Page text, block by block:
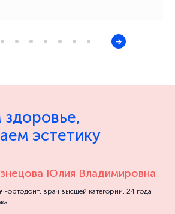
эстетику
Юлия Владимировна
ортодонт, врач высшей категории, 24 года